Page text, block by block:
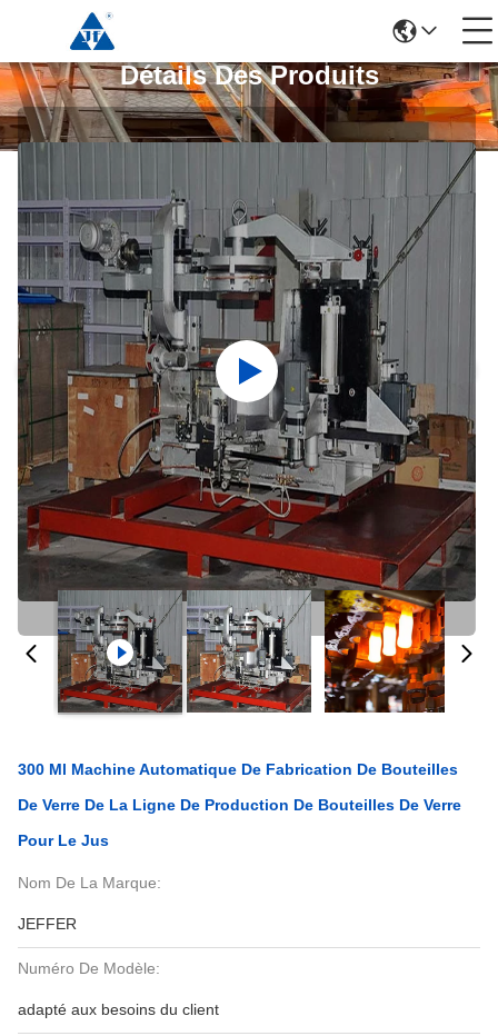
Détails Des Produits
300 Ml Machine Automatique De Fabrication De Bouteilles
De Verre De La Ligne De Production De Bouteilles De Verre
Pour Le Jus
Nom De La Marque:
JEFFER
Numéro De Modèle:
adapté aux besoins du client